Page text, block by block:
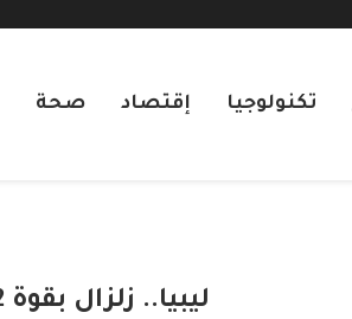
تكنولوجيا إقتصاد صحة
ليبيا.. زلزال بقوة 4.2 ريختر يضرب شمال مصراتة